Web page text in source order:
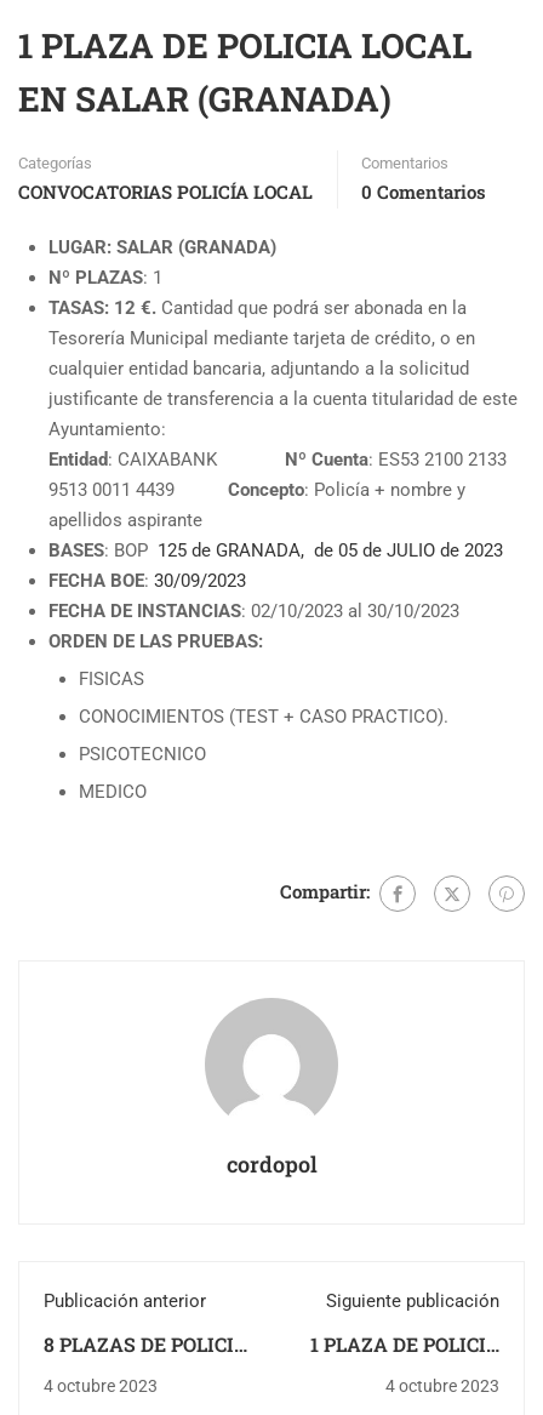
1 PLAZA DE POLICIA LOCAL
EN SALAR (GRANADA)
Categorías
CONVOCATORIAS POLICÍA LOCAL
Comentarios
0 Comentarios
LUGAR: SALAR (GRANADA)
Nº PLAZAS: 1
TASAS: 12 €. Cantidad que podrá ser abonada en la
Tesorería Municipal mediante tarjeta de crédito, o en
cualquier entidad bancaria, adjuntando a la solicitud
justificante de transferencia a la cuenta titularidad de este
Ayuntamiento:
Entidad: CAIXABANK Nº Cuenta: ES53 2100 2133
9513 0011 4439 Concepto: Policía + nombre y
apellidos aspirante
BASES: BOP 125 de GRANADA, de 05 de JULIO de 2023
FECHA BOE: 30/09/2023
FECHA DE INSTANCIAS: 02/10/2023 al 30/10/2023
ORDEN DE LAS PRUEBAS:
FISICAS
CONOCIMIENTOS (TEST + CASO PRACTICO).
PSICOTECNICO
MEDICO
Compartir:
cordopol
Publicación anterior
8 PLAZAS DE POLICIA
LOCAL EN LINARES
4 octubre 2023
Siguiente publicación
1 PLAZA DE POLICIA
LOCAL EN
4 octubre 2023